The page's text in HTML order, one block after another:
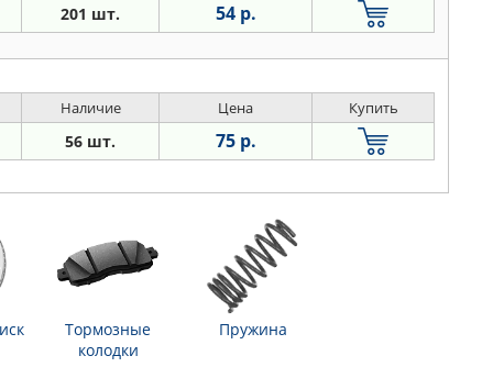
201 шт. 54 р.
Наличие Цена Купить
56 шт. 75 р.
Тормозные
колодки
Пружина